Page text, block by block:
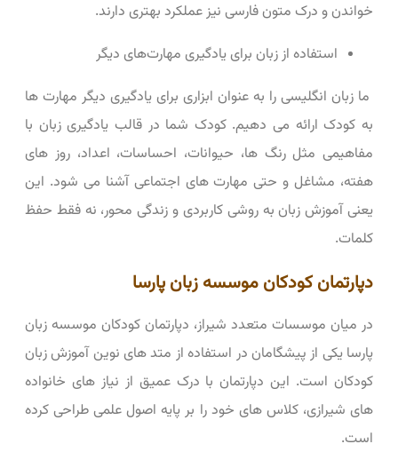
خواندن و درک متون فارسی نیز عملکرد بهتری دارند.
استفاده از زبان برای یادگیری مهارت‌های دیگر
ما زبان انگلیسی را به عنوان ابزاری برای یادگیری دیگر مهارت ‌ها
به کودک ارائه می ‌دهیم. کودک شما در قالب یادگیری زبان با
مفاهیمی مثل رنگ ‌ها، حیوانات، احساسات، اعداد، روز های
هفته، مشاغل و حتی مهارت ‌های اجتماعی آشنا می ‌شود. این
یعنی آموزش زبان به روشی کاربردی و زندگی ‌محور، نه فقط حفظ
کلمات.
دپارتمان کودکان موسسه زبان پارسا
در میان موسسات متعدد شیراز، دپارتمان کودکان موسسه زبان
پارسا یکی از پیشگامان در استفاده از متد های نوین آموزش زبان
کودکان است. این دپارتمان با درک عمیق از نیاز های خانواده
‌های شیرازی، کلاس ‌های خود را بر پایه اصول علمی طراحی کرده
است.